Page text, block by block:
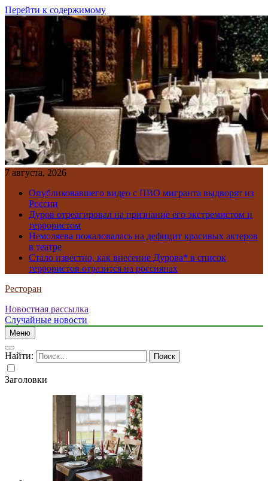
Перейти к содержимому
7 августа, 2026
Опубликовавшего видео с ПВО мигранта выдворят из
России
Дуров отреагировал на признание его экстремистом и
террористом
Немоляева пожаловалась на дефицит красивых актеров
в театре
Стало известно, как внесение Дурова* в список
террористов отразится на россиянах
Ресторан
Новостная рассылка
Случайные новости
Меню
Найти:
Заголовки